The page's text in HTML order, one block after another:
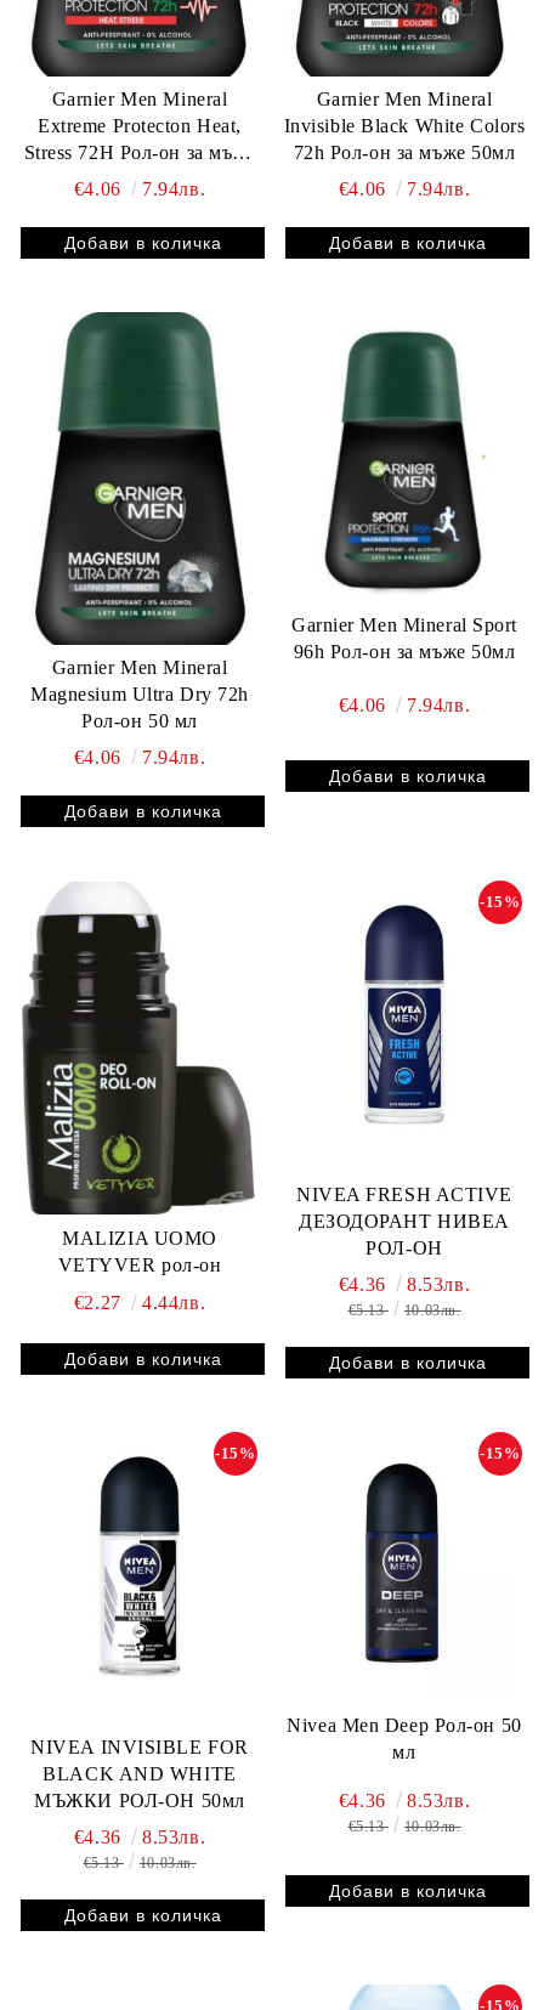
Garnier Men Mineral
Extremе Protecton Heat,
Stress 72H Рол-он за мъже
50мл
€4.06 7.94лв.
Garnier Men Mineral
Invisible Black White Colors
72h Рол-он за мъже 50мл
€4.06
7.94лв.
Garnier Men Mineral
Magnesium Ultra Dry 72h
Рол-он 50 мл
€4.06
7.94лв.
Garnier Men Mineral Sport
96h Рол-он за мъже 50мл
€4.06 7.94лв.
MALIZIA UOMO
VETYVER рол-он
€2.27
4.44лв.
NIVEA FRESH ACTIVE
ДЕЗОДОРАНТ НИВЕА
РОЛ-ОН
-15%
€4.36 8.53лв.
€5.13 10.03лв.
NIVEA INVISIBLE FOR
BLACK AND WHITE
МЪЖКИ РОЛ-ОН 50мл
-15%
€4.36 8.53лв.
€5.13 10.03лв.
Nivea Men Deep Рол-он 50
мл
-15%
€4.36 8.53лв.
€5.13 10.03лв.
-15%